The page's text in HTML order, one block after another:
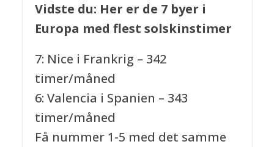
Vidste du: Her er de 7 byer i
Europa med flest solskinstimer
7: Nice i Frankrig – 342
timer/måned
6: Valencia i Spanien – 343
timer/måned
Få nummer 1-5 med det samme